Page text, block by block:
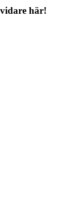
här!